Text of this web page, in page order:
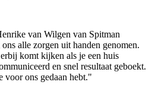
van Wilgen van Spitman
alle zorgen uit handen genomen.
komt kijken als je een huis
en snel resultaat geboekt.
ons gedaan hebt."